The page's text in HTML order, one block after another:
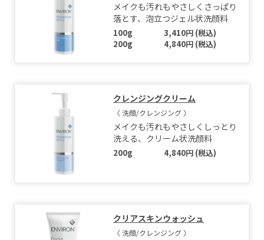
メイクも汚れもやさしくさっぱり
落とす、泡立つジェル状洗顔料
100g
3,410円 (税込)
200g
4,840円 (税込)
クレンジングクリーム
〈 洗顔/クレンジング 〉
メイクも汚れもやさしくしっとり
洗える、クリーム状洗顔料
200g 4,840円 (税込)
クリアスキンウォッシュ
〈 洗顔/クレンジング 〉